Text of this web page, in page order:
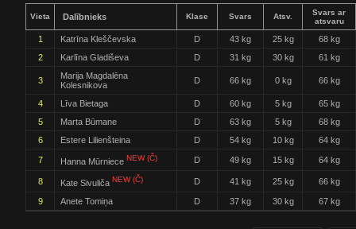
Vieta Dalībnieks Klase Svars Atsv.
Svars ar
atsvaru
1 Katrīna Kleščevska D 43 kg 25 kg
68 kg
2
Karlīna Gladiševa D 31 kg 30 kg 61 kg
3
Marija Magdalēna
Kolesnikova
D 66 kg 0 kg 66 kg
4 Līva Bietaga D 60 kg 5 kg
65 kg
5
Marta Būmane D 63 kg 5 kg
68 kg
6
Estere Lilienšteina D 54 kg 10 kg 64 kg
7 Hanna Mūrniece NEW (Č) D 49 kg 15 kg 64 kg
8 Kate Sivuliča NEW (Č) D 41 kg 25 kg 66 kg
9 Anete Tomiņa D 37 kg 30 kg 67 kg